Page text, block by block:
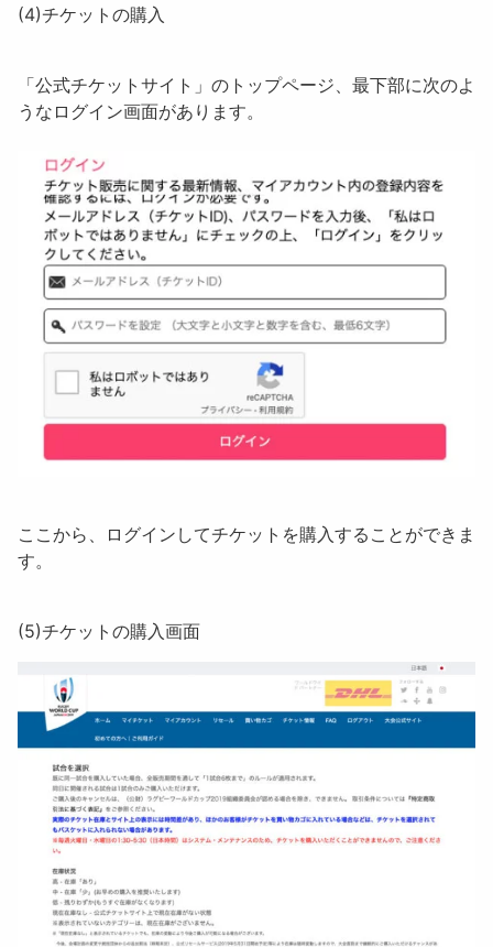
(4)チケットの購入
「公式チケットサイト 」のトップページ、最下部に次のよ
うなログイン画面があります。
ここから、ログインしてチケットを購入することができま
す。
(5)チケットの購入画面